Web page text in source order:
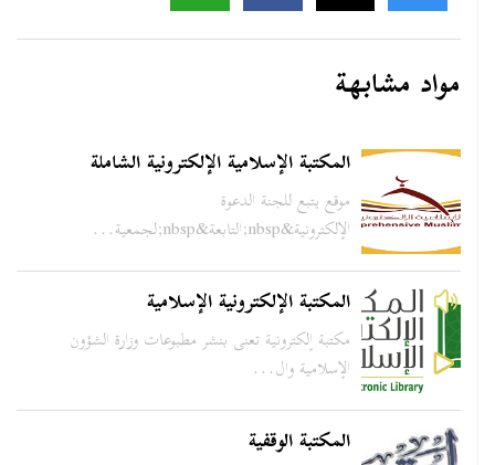
مواد مشابهة
المكتبة الإسلامية الإلكترونية الشاملة
موقع يتبع للجنة الدعوة
الإلكترونية&nbsp;التابعة&nbsp;لجمعية...
المكتبة الإلكترونية الإسلامية
مكتبة إلكترونية تعنى بنشر مطبوعات وزارة الشؤون
الإسلامية وال...
المكتبة الوقفية